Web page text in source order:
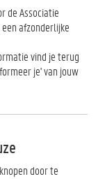
de Associatie
afzonderlijke
vind je terug
je' van jouw
door te